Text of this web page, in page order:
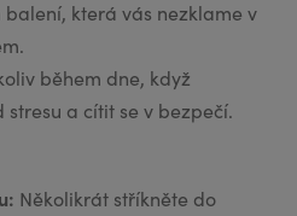
která vás nezklame v
během dne, když
a cítit se v bezpečí.
Několikrát stříkněte do